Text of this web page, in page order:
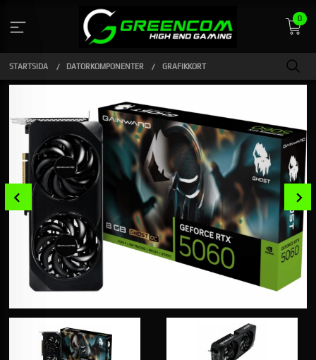
innehåll
0
STARTSIDA DATORKOMPONENTER GRAFIKKORT
Prev